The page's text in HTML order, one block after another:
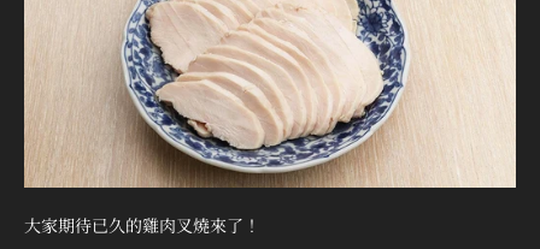
大家期待已久的雞肉叉燒來了！